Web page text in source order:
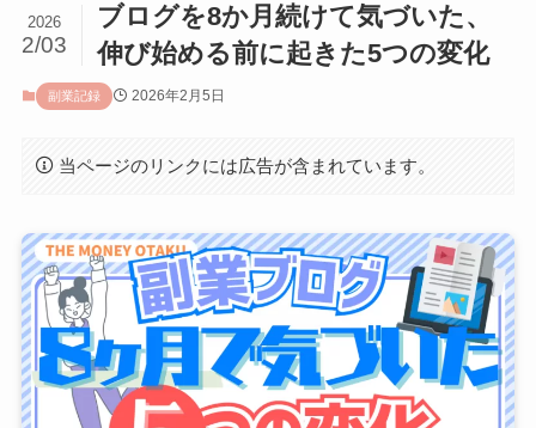
ブログを8か月続けて気づいた、
伸び始める前に起きた5つの変化
2026
2/03
副業記録 2026年2月5日
当ページのリンクには広告が含まれています。